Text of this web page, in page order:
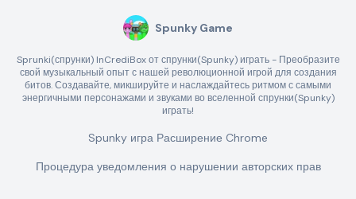
Spunky Game
Sprunki(спрунки) InCrediBox от спрунки(Spunky) играть - Преобразите
свой музыкальный опыт с нашей революционной игрой для создания
битов. Создавайте, микшируйте и наслаждайтесь ритмом с самыми
энергичными персонажами и звуками во вселенной спрунки(Spunky)
играть!
Spunky игра Расширение Chrome
Процедура уведомления о нарушении авторских прав